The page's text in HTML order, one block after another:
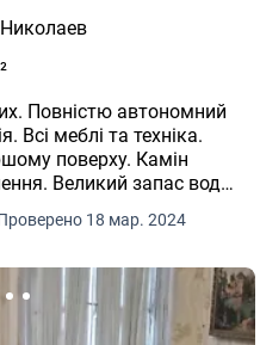
Николаев
Повністю автономний
Всі меблі та техніка.
поверху. Камін
Великий запас води.
18 мар. 2024